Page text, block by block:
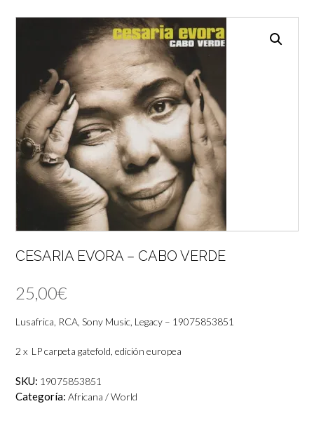
CESARIA EVORA – CABO VERDE
25,00€
Lusafrica, RCA, Sony Music, Legacy – 19075853851
2 x LP carpeta gatefold, edición europea
SKU: 19075853851
Categoría: Africana / World